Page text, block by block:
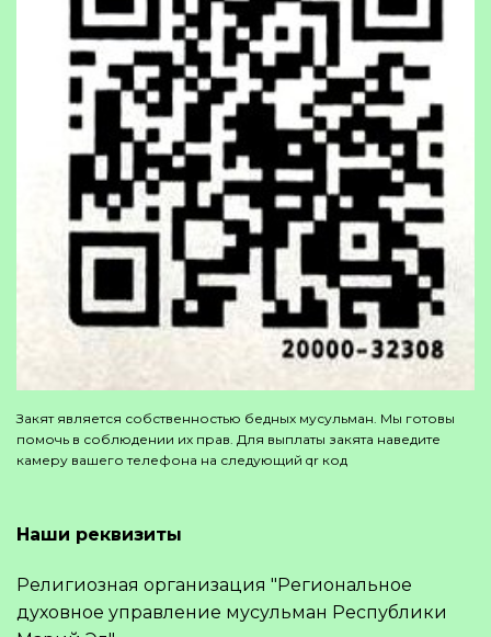
Закят является собственностью бедных мусульман. Мы готовы
помочь в соблюдении их прав. Для выплаты закята наведите
камеру вашего телефона на следующий qr код
Наши реквизиты
Религиозная организация "Региональное
духовное управление мусульман Республики